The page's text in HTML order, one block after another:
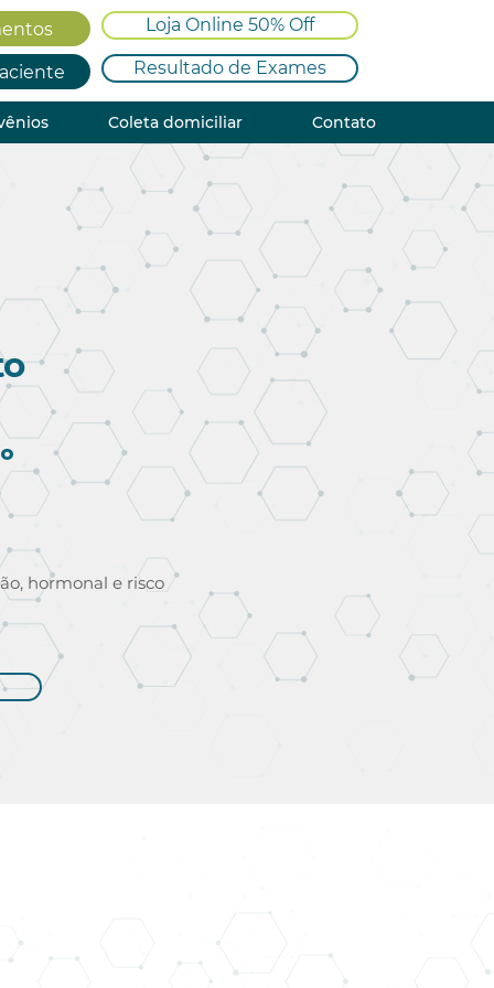
Loja Online 50% Off
Resultado de Exames
Coleta domiciliar Contato
hormonal e risco